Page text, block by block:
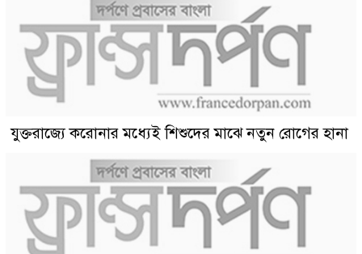
যুক্তরাজ্যে করোনার মধ্যেই শিশুদের মাঝে নতুন রোগের হানা